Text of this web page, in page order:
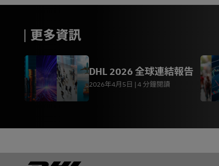
更多資訊
DHL 2026 全球連結報告
2026年4月5日 4 分鐘閱讀